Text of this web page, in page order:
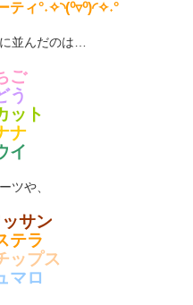
ィ°˖✧◝(⁰▿⁰)◜✧˖°
並んだのは…
ご
う
ット
ナ
イ
ツや、
サン
テラ
ップス
マロ